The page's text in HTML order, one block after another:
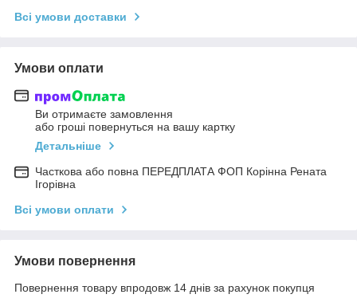
Всі умови доставки
Умови оплати
Ви отримаєте замовлення
або гроші повернуться на вашу картку
Детальніше
Часткова або повна ПЕРЕДПЛАТА ФОП Корінна Рената
Ігорівна
Всі умови оплати
Умови повернення
Повернення товару впродовж 14 днів за рахунок покупця